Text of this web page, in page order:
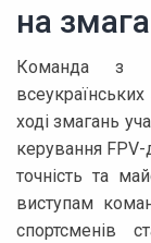
на
Команда з
ході змагань
керування
точність та
виступам
спортсменів